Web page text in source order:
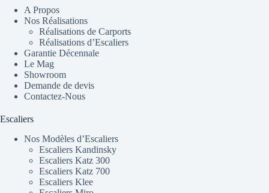
A Propos
Nos Réalisations
Réalisations de Carports
Réalisations d’Escaliers
Garantie Décennale
Le Mag
Showroom
Demande de devis
Contactez-Nous
Escaliers
Nos Modèles d’Escaliers
Escaliers Kandinsky
Escaliers Katz 300
Escaliers Katz 700
Escaliers Klee